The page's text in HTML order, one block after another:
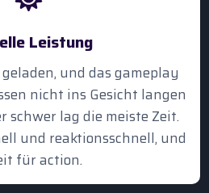
Leistung
und das gameplay
nicht ins Gesicht langen
schwer lag die meiste Zeit.
und reaktionsschnell, und
für action.